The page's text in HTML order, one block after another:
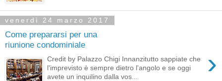
venerdì 24 marzo 2017
Come prepararsi per una
riunione condominiale
›
Credit by Palazzo Chigi Innanzitutto sappiate che
l'imprevisto è sempre dietro l'angolo e se oggi
avete un inquilino dalla vos...